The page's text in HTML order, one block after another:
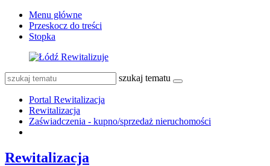
Menu główne
Przeskocz do treści
Stopka
szukaj tematu
Portal Rewitalizacja
Rewitalizacja
Zaświadczenia - kupno/sprzedaż nieruchomości
Rewitalizacja